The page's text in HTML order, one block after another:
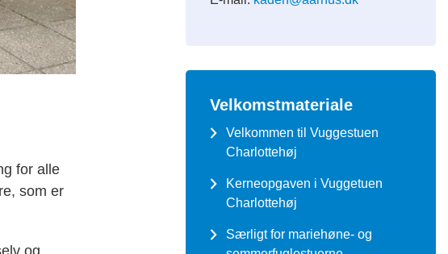
for alle
som er
og
Velkomstmateriale
Velkommen til Vuggestuen
Charlottehøj
Kerneopgaven i Vuggetuen
Charlottehøj
Særligt for mariehøne- og